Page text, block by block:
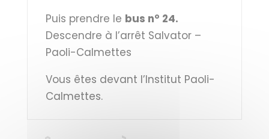
Puis prendre le bus n° 24.
Descendre à l’arrêt Salvator –
Paoli-Calmettes
Vous êtes devant l’Institut Paoli-
Calmettes.